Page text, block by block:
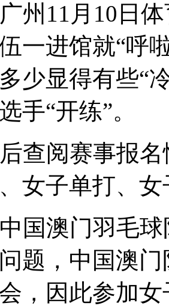
州11月10日
一进馆就“呼
少显得有些“
手“开练”。
查阅赛事报名
女子单打、
国澳门羽毛球
题，中国澳
，因此参加